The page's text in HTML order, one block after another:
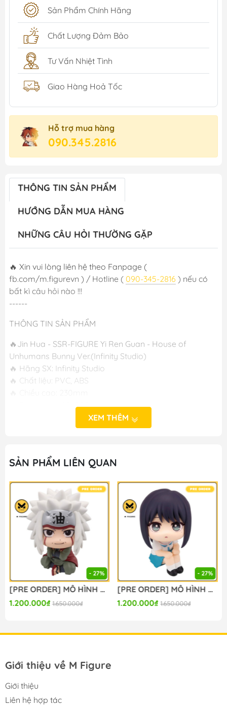
Sản Phẩm Chính Hãng
Chất Lượng Đảm Bảo
Tư Vấn Nhiệt Tình
Giao Hàng Hoả Tốc
Hỗ trợ mua hàng
090.345.2816
THÔNG TIN SẢN PHẨM
HƯỚNG DẪN MUA HÀNG
NHỮNG CÂU HỎI THƯỜNG GẶP
🔥 Xin vui lòng liên hệ theo Fanpage (
fb.com/m.figurevn ) / Hotline ( 090-345-2816 ) nếu có
bất kì câu hỏi nào !!!
------
THÔNG TIN SẢN PHẨM
🔥Jin Hua - SSR-FIGURE Yi Ren Guan - House of
Unhumans Bunny Ver.(Infinity Studio)
🔥 Hãng SX: Infinity Studio
🔥 Chất liệu: PVC, ABS
🔥 Phát hành: 05/2024
M FIGURE - MÔ HÌNH ANIME CHÍNH HÃNG NHẬT BẢN
🔥Add: Ngọc Hồi - Hoàng Liệt - Hoàng Mai - Hà Nội
🔥Hotline:090-345-2816or098-777-0035
🔥Website: https://mfigure.com/
#figure #mo_hinh #mo_hinh_nhan_vat
#mo_hinh_anime #anime_figure #figure
#mo_hinh_chinh_hang #mo_hinh_figure
#figure_chinh_hang #mo_hinh_tinh #nendoroid
#gameprize #scalefigure
----
XEM THÊM
SẢN PHẨM LIÊN QUAN
- 27%
[PRE ORDER] MÔ HÌNH Naruto Shippuuden - Jiraiya - Look Up (MegaHouse) FIGURE CHÍNH HÃNG
1.200.000₫ 1.650.000₫
- 27%
[PRE ORDER] MÔ HÌNH Chou Kaguya-hime! - Sakayori Iroha - Look Up (MegaHouse) FIGURE CHÍNH HÃNG
1.200.000₫ 1.650.000₫
Giới thiệu về M Figure
Giới thiệu
Liên hệ hợp tác